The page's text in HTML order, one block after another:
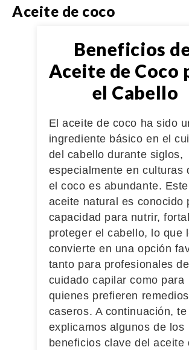
Aceite de coco
Beneficios
Aceite de Coco
el Cabello
El aceite de coco ha sido
ingrediente básico en el
del cabello durante siglos,
especialmente en culturas
el coco es abundante. Este
aceite natural es conocido
capacidad para nutrir,
proteger el cabello, lo que
convierte en una opción
tanto para profesionales del
cuidado capilar como para
quienes prefieren remedios
caseros. A continuación, te
explicamos algunos de los
beneficios clave del aceite